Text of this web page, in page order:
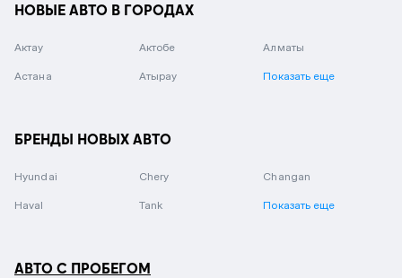
НОВЫЕ АВТО В ГОРОДАХ
Актау Актобе Алматы
Астана Атырау Показать еще
БРЕНДЫ НОВЫХ АВТО
Hyundai Chery Changan
Haval Tank Показать еще
АВТО С ПРОБЕГОМ